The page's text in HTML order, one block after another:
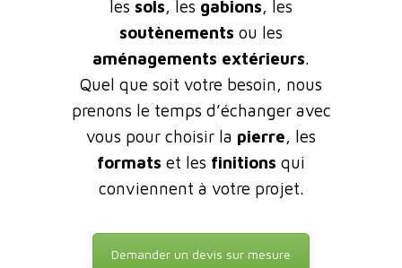
les sols, les gabions, les
soutènements ou les
aménagements extérieurs.
Quel que soit votre besoin, nous
prenons le temps d’échanger avec
vous pour choisir la pierre, les
formats et les finitions qui
conviennent à votre projet.
Demander un devis sur mesure